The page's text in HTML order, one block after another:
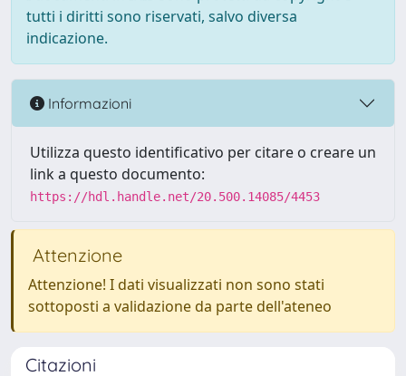
tutti i diritti sono riservati, salvo diversa
indicazione.
Informazioni
Utilizza questo identificativo per citare o creare un
link a questo documento:
https://hdl.handle.net/20.500.14085/4453
Attenzione
Attenzione! I dati visualizzati non sono stati
sottoposti a validazione da parte dell'ateneo
Citazioni